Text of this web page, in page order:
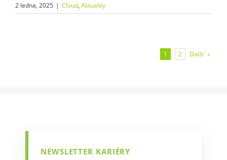
2 ledna, 2025 | Cloud, Aktuality
1 2 Další
NEWSLETTER KARIÉRY